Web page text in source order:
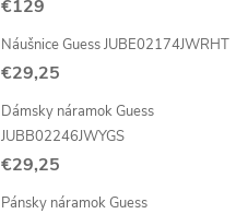
€129
Náušnice Guess JUBE02174JWRHT
€29,25
Dámsky náramok Guess
JUBB02246JWYGS
€29,25
Pánsky náramok Guess